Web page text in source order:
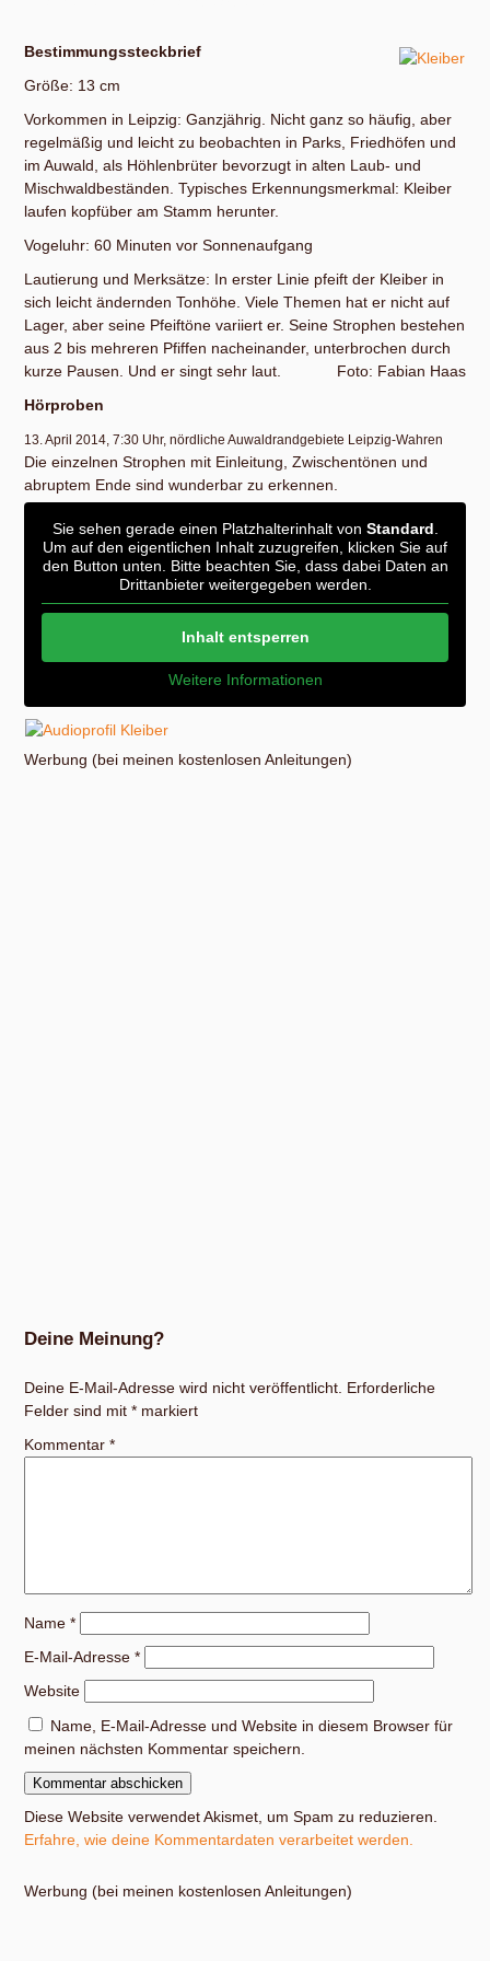
Bestimmungssteckbrief
Größe: 13 cm
Vorkommen in Leipzig: Ganzjährig. Nicht ganz so häufig, aber
regelmäßig und leicht zu beobachten in Parks, Friedhöfen und
im Auwald, als Höhlenbrüter bevorzugt in alten Laub- und
Mischwaldbeständen. Typisches Erkennungsmerkmal: Kleiber
laufen kopfüber am Stamm herunter.
Vogeluhr: 60 Minuten vor Sonnenaufgang
Lautierung und Merksätze: In erster Linie pfeift der Kleiber in
sich leicht ändernden Tonhöhe. Viele Themen hat er nicht auf
Lager, aber seine Pfeiftöne variiert er. Seine Strophen bestehen
aus 2 bis mehreren Pfiffen nacheinander, unterbrochen durch
kurze Pausen. Und er singt sehr laut.
Foto: Fabian Haas
Hörproben
13. April 2014, 7:30 Uhr, nördliche Auwaldrandgebiete Leipzig-Wahren
Die einzelnen Strophen mit Einleitung, Zwischentönen und
abruptem Ende sind wunderbar zu erkennen.
Sie sehen gerade einen Platzhalterinhalt von Standard
Um auf den eigentlichen Inhalt zuzugreifen, klicken Sie auf
den Button unten. Bitte beachten Sie, dass dabei Daten an
Drittanbieter weitergegeben werden.
Inhalt entsperren
Weitere Informationen
Werbung (bei meinen kostenlosen Anleitungen)
Deine Meinung?
Deine E-Mail-Adresse wird nicht veröffentlicht. Erforderliche
Felder sind mit* markiert
Kommentar*
Name*
E-Mail-Adresse*
Website
Name, E-Mail-Adresse und Website in diesem Browser für
meinen nächsten Kommentar speichern.
Diese Website verwendet Akismet, um Spam zu reduzieren.
Erfahre, wie deine Kommentardaten verarbeitet werden.
Werbung (bei meinen kostenlosen Anleitungen)